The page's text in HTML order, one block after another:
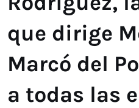
que dirige
Marcó del
a todas las